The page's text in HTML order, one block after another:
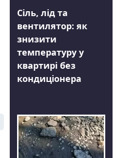
Сіль, лід та
вентилятор: як
знизити
температуру у
квартирі без
кондиціонера